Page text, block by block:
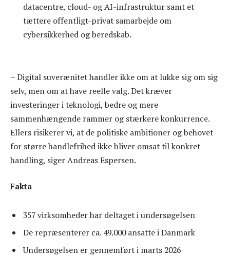
datacentre, cloud- og AI-infrastruktur samt et
tættere offentligt-privat samarbejde om
cybersikkerhed og beredskab.
– Digital suverænitet handler ikke om at lukke sig om sig
selv, men om at have reelle valg. Det kræver
investeringer i teknologi, bedre og mere
sammenhængende rammer og stærkere konkurrence.
Ellers risikerer vi, at de politiske ambitioner og behovet
for større handlefrihed ikke bliver omsat til konkret
handling, siger Andreas Espersen.
Fakta
357 virksomheder har deltaget i undersøgelsen
De repræsenterer ca. 49.000 ansatte i Danmark
Undersøgelsen er gennemført i marts 2026